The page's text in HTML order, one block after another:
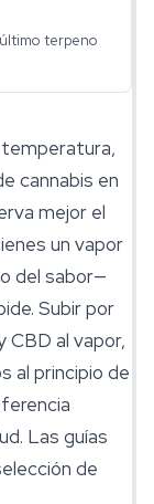
terpeno
temperatura,
cannabis en
mejor el
un vapor
del sabor—
Subir por
CBD al vapor,
al principio de
Las guías
de